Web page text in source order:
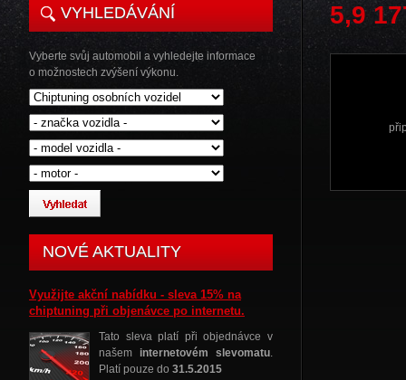
VYHLEDÁVÁNÍ
Vyberte svůj automobil a vyhledejte informace
o možnostech zvýšení výkonu.
NOVÉ AKTUALITY
Využijte akční nabídku - sleva 15% na
chiptuning při objenávce po internetu.
Tato sleva platí při objednávce v
našem internetovém slevomatu.
Platí pouze do 31.5.2015
5,9